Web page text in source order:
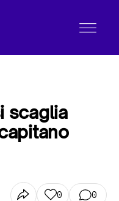
scaglia
0 0